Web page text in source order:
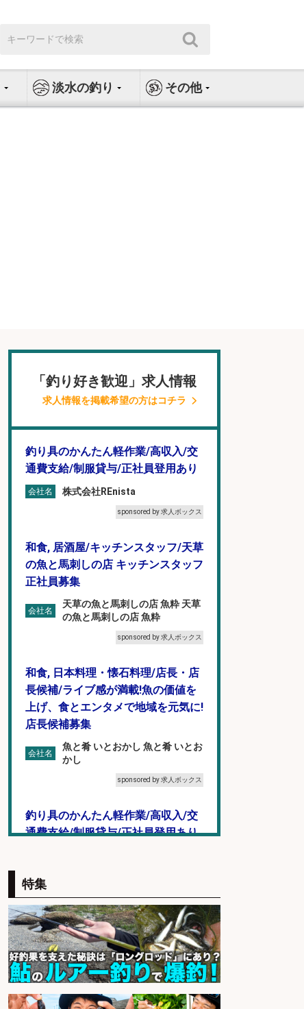
索:
淡水の釣り その他
「釣り好き歓迎」求人情報
求人情報を掲載希望の方はコチラ
釣り具のかんたん軽作業/高収入/交
通費支給/制服貸与/正社員登用あり
会社名 株式会社REnista
sponsored by 求人ボックス
和食, 居酒屋/キッチンスタッフ/天草
の魚と馬刺しの店 キッチンスタッフ
正社員募集
会社名
天草の魚と馬刺しの店 魚粋 天草
の魚と馬刺しの店 魚粋
sponsored by 求人ボックス
和食, 日本料理・懐石料理/店長・店
長候補/ライブ感が満載!魚の価値を
上げ、食とエンタメで地域を元気に!
店長候補募集
会社名
魚と肴 いとおかし 魚と肴 いとお
かし
sponsored by 求人ボックス
釣り具のかんたん軽作業/高収入/交
通費支給/制服貸与/正社員登用あり
精肉・青果・鮮魚販売/「志布志
市」「時給1,150円〜」志布志市周
辺でお魚のカットや商品の陳列スタ
ッフ/未経験歓迎×残業少なめ×車通
勤OK/鹿児島県/志布志市
会社名 株式会社ホットスタッフ鹿児島
特集